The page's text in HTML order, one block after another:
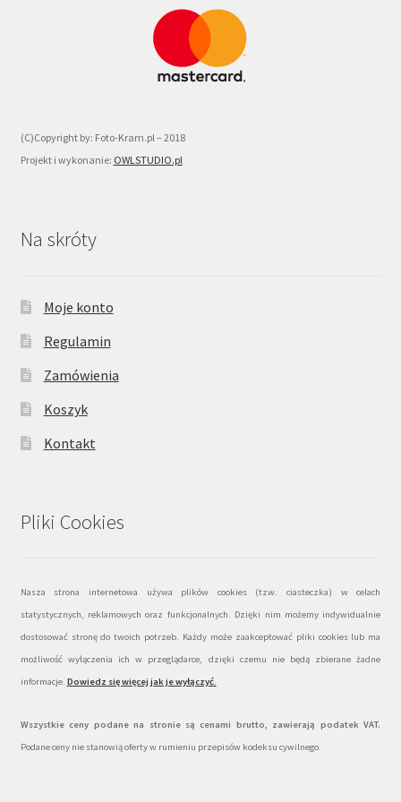
(C)Copyright by: Foto-Kram.pl – 2018
Projekt i wykonanie: OWLSTUDIO.pl
Na skróty
Moje konto
Regulamin
Zamówienia
Koszyk
Kontakt
Pliki Cookies
Nasza strona internetowa używa plików cookies (tzw. ciasteczka) w celach
statystycznych, reklamowych oraz funkcjonalnych. Dzięki nim możemy indywidualnie
dostosować stronę do twoich potrzeb. Każdy może zaakceptować pliki cookies lub ma
możliwość wyłączenia ich w przeglądarce, dzięki czemu nie będą zbierane żadne
informacje. Dowiedz się więcej jak je wyłączyć.
Wszystkie ceny podane na stronie są cenami brutto, zawierają podatek VAT.
Podane ceny nie stanowią oferty w rumieniu przepisów kodeksu cywilnego.